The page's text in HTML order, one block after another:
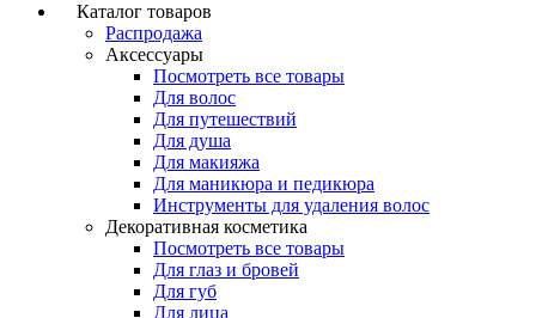
Каталог товаров
Распродажа
Аксессуары
Посмотреть все товары
Для волос
Для путешествий
Для душа
Для макияжа
Для маникюра и педикюра
Инструменты для удаления волос
Декоративная косметика
Посмотреть все товары
Для глаз и бровей
Для губ
Для лица